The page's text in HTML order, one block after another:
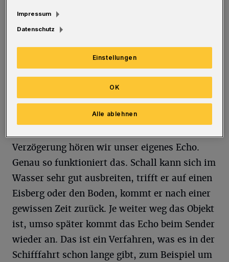
Schall, der sich über das Wasser ausbreitet.
Der Schall reflektiert dann an verschiedenen
wie ein Boomerang wieder zum Sender zurück.
Objekte wie Eisberge oder Schiffe können in
Fahrtrichtung liegen, aber auch die
Entfernung zum Meeresboden ist oft von
Interesse. Wenn wir in eine Höhle oder einen
Verzögerung hören wir unser eigenes Echo.
Genau so funktioniert das. Schall kann sich im
Wasser sehr gut ausbreiten, trifft er auf einen
Eisberg oder den Boden, kommt er nach einer
gewissen Zeit zurück. Je weiter weg das Objekt
ist, umso später kommt das Echo beim Sender
wieder an. Das ist ein Verfahren, was es in der
Schifffahrt schon lange gibt, zum Beispiel um
Impressum
Datenschutz
Einstellungen
Alle ablehnen
OK